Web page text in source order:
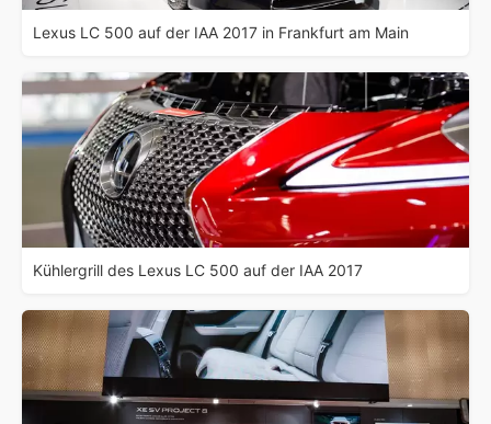
Lexus LC 500 auf der IAA 2017 in Frankfurt am Main
Kühlergrill des Lexus LC 500 auf der IAA 2017